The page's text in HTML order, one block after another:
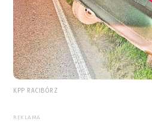
KPP RACIBÓRZ
REKLAMA